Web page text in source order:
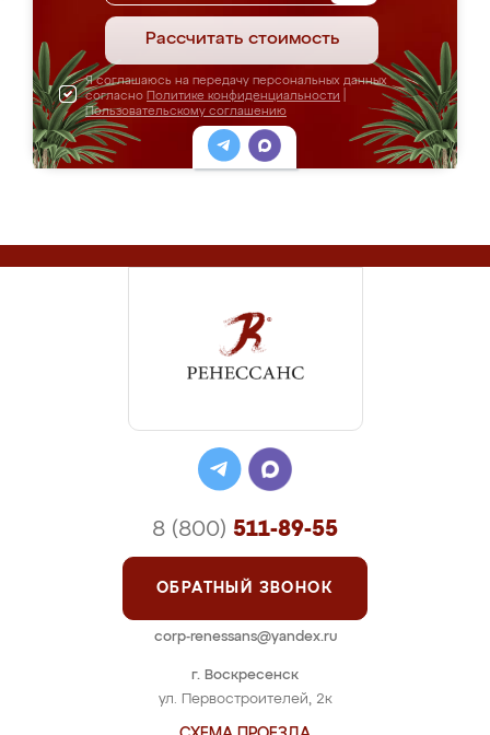
Рассчитать стоимость
Я соглашаюсь на передачу персональных данных
согласно Политике конфиденциальности
Пользовательскому соглашению
г. Воскресенск
ул. Первостроителей, 2к
8 (800) 511-89-55
ОБРАТНЫЙ ЗВОНОК
corp-renessans@yandex.ru